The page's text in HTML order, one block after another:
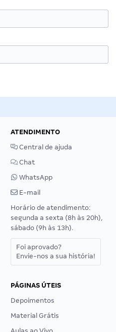
ATENDIMENTO
Central de ajuda
Chat
WhatsApp
E-mail
Horário de atendimento:
segunda a sexta (8h às 20h),
sábado (9h às 13h).
Foi aprovado?
Envie-nos a sua história!
PÁGINAS ÚTEIS
Depoimentos
Material Grátis